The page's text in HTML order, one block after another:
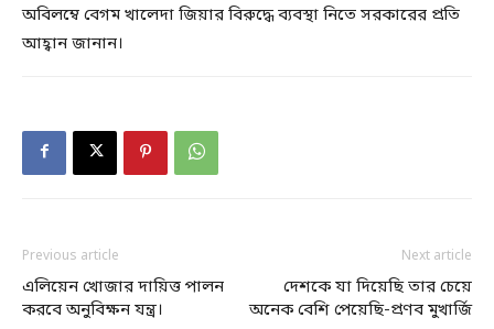
অবিলম্বে বেগম খালেদা জিয়ার বিরুদ্ধে ব্যবস্থা নিতে সরকারের প্রতি
আহ্বান জানান।
Previous article
এলিয়েন খোজার দায়িত্ত পালন
করবে অনুবিক্ষন যন্ত্র।
Next article
দেশকে যা দিয়েছি তার চেয়ে
অনেক বেশি পেয়েছি-প্রণব মুখার্জি